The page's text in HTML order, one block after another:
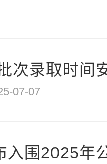
次录取时间
07-07
入围2025年